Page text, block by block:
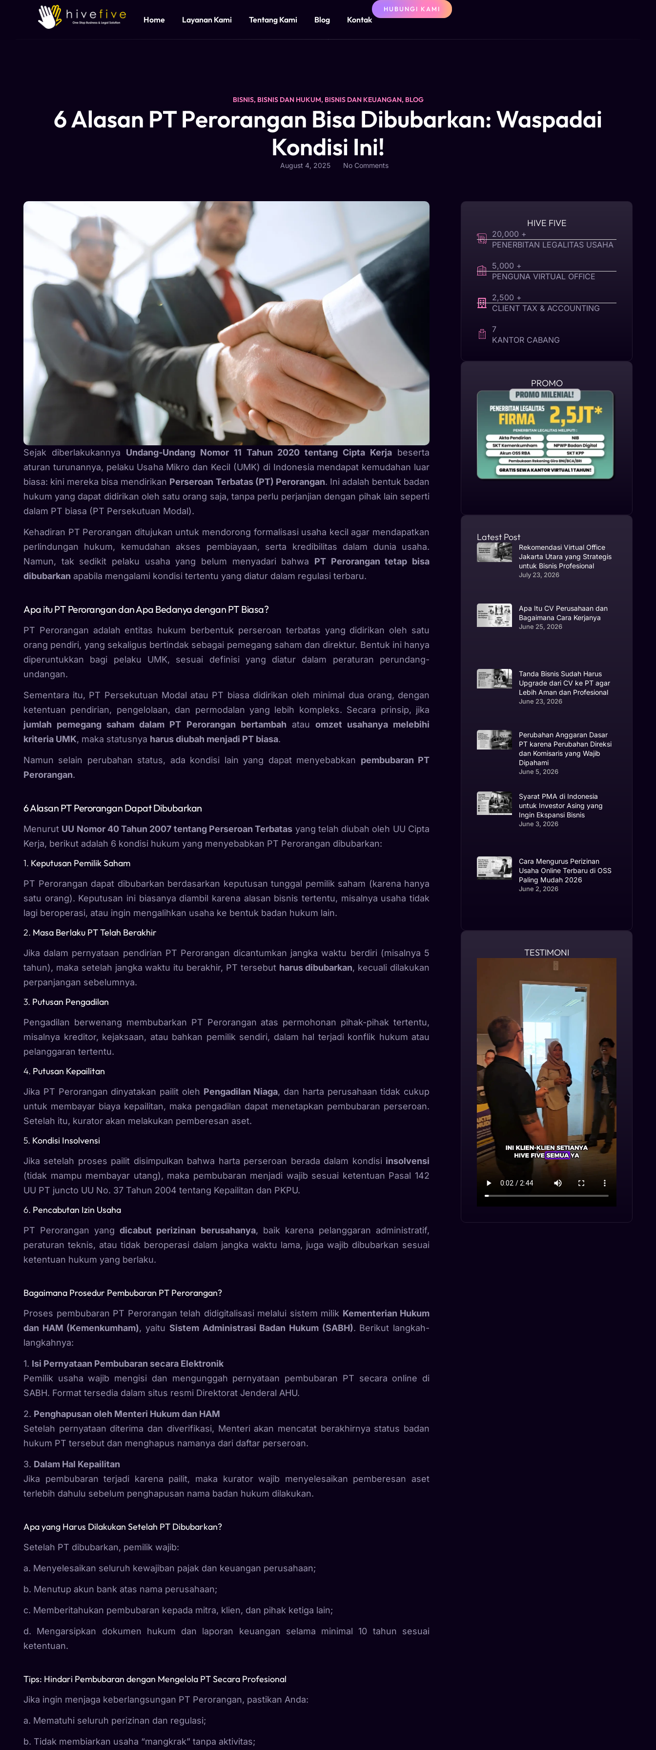
Home Layanan Kami Tentang Kami Blog Kontak
HUBUNGI KAMI
BISNIS, BISNIS DAN HUKUM, BISNIS DAN KEUANGAN, BLOG
6 Alasan PT Perorangan Bisa Dibubarkan: Waspadai
Kondisi Ini!
August 4, 2025 No Comments
Sejak diberlakukannya Undang-Undang Nomor 11 Tahun 2020 tentang Cipta Kerja beserta
aturan turunannya, pelaku Usaha Mikro dan Kecil (UMK) di Indonesia mendapat kemudahan luar
biasa: kini mereka bisa mendirikan Perseroan Terbatas (PT) Perorangan. Ini adalah bentuk badan
hukum yang dapat didirikan oleh satu orang saja, tanpa perlu perjanjian dengan pihak lain seperti
dalam PT biasa (PT Persekutuan Modal).
Kehadiran PT Perorangan ditujukan untuk mendorong formalisasi usaha kecil agar mendapatkan
perlindungan hukum, kemudahan akses pembiayaan, serta kredibilitas dalam dunia usaha.
Namun, tak sedikit pelaku usaha yang belum menyadari bahwa PT Perorangan tetap bisa
dibubarkan apabila mengalami kondisi tertentu yang diatur dalam regulasi terbaru.
Apa itu PT Perorangan dan Apa Bedanya dengan PT Biasa?
PT Perorangan adalah entitas hukum berbentuk perseroan terbatas yang didirikan oleh satu
orang pendiri, yang sekaligus bertindak sebagai pemegang saham dan direktur. Bentuk ini hanya
diperuntukkan bagi pelaku UMK, sesuai definisi yang diatur dalam peraturan perundang-
undangan.
Sementara itu, PT Persekutuan Modal atau PT biasa didirikan oleh minimal dua orang, dengan
ketentuan pendirian, pengelolaan, dan permodalan yang lebih kompleks. Secara prinsip, jika
jumlah pemegang saham dalam PT Perorangan bertambah atau omzet usahanya melebihi
kriteria UMK, maka statusnya harus diubah menjadi PT biasa.
Namun selain perubahan status, ada kondisi lain yang dapat menyebabkan pembubaran PT
Perorangan.
6 Alasan PT Perorangan Dapat Dibubarkan
Menurut UU Nomor 40 Tahun 2007 tentang Perseroan Terbatas yang telah diubah oleh UU Cipta
Kerja, berikut adalah 6 kondisi hukum yang menyebabkan PT Perorangan dibubarkan:
1. Keputusan Pemilik Saham
PT Perorangan dapat dibubarkan berdasarkan keputusan tunggal pemilik saham (karena hanya
satu orang). Keputusan ini biasanya diambil karena alasan bisnis tertentu, misalnya usaha tidak
lagi beroperasi, atau ingin mengalihkan usaha ke bentuk badan hukum lain.
2. Masa Berlaku PT Telah Berakhir
Jika dalam pernyataan pendirian PT Perorangan dicantumkan jangka waktu berdiri (misalnya 5
tahun), maka setelah jangka waktu itu berakhir, PT tersebut harus dibubarkan, kecuali dilakukan
perpanjangan sebelumnya.
3. Putusan Pengadilan
Pengadilan berwenang membubarkan PT Perorangan atas permohonan pihak-pihak tertentu,
misalnya kreditor, kejaksaan, atau bahkan pemilik sendiri, dalam hal terjadi konflik hukum atau
pelanggaran tertentu.
4. Putusan Kepailitan
Jika PT Perorangan dinyatakan pailit oleh Pengadilan Niaga, dan harta perusahaan tidak cukup
untuk membayar biaya kepailitan, maka pengadilan dapat menetapkan pembubaran perseroan.
Setelah itu, kurator akan melakukan pemberesan aset.
5. Kondisi Insolvensi
Jika setelah proses pailit disimpulkan bahwa harta perseroan berada dalam kondisi insolvensi
(tidak mampu membayar utang), maka pembubaran menjadi wajib sesuai ketentuan Pasal 142
UU PT juncto UU No. 37 Tahun 2004 tentang Kepailitan dan PKPU.
6. Pencabutan Izin Usaha
PT Perorangan yangdicabut perizinan berusahanya, baik karena pelanggaran administratif,
peraturan teknis, atau tidak beroperasi dalam jangka waktu lama, juga wajib dibubarkan sesuai
ketentuan hukum yang berlaku.
Bagaimana Prosedur Pembubaran PT Perorangan?
Proses pembubaran PT Perorangan telah didigitalisasi melalui sistem milik Kementerian Hukum
dan HAM (Kemenkumham), yaitu Sistem Administrasi Badan Hukum (SABH). Berikut langkah-
langkahnya:
1. Isi Pernyataan Pembubaran secara Elektronik
Pemilik usaha wajib mengisi dan mengunggah pernyataan pembubaran PT secara online di
SABH. Format tersedia dalam situs resmi Direktorat Jenderal AHU.
2. Penghapusan oleh Menteri Hukum dan HAM
Setelah pernyataan diterima dan diverifikasi, Menteri akan mencatat berakhirnya status badan
hukum PT tersebut dan menghapus namanya dari daftar perseroan.
3. Dalam Hal Kepailitan
Jika pembubaran terjadi karena pailit, maka kurator wajib menyelesaikan pemberesan aset
terlebih dahulu sebelum penghapusan nama badan hukum dilakukan.
Apa yang Harus Dilakukan Setelah PT Dibubarkan?
Setelah PT dibubarkan, pemilik wajib:
a. Menyelesaikan seluruh kewajiban pajak dan keuangan perusahaan;
b. Menutup akun bank atas nama perusahaan;
c. Memberitahukan pembubaran kepada mitra, klien, dan pihak ketiga lain;
d. Mengarsipkan dokumen hukum dan laporan keuangan selama minimal 10 tahun sesuai
ketentuan.
Tips: Hindari Pembubaran dengan Mengelola PT Secara Profesional
Jika ingin menjaga keberlangsungan PT Perorangan, pastikan Anda:
a. Mematuhi seluruh perizinan dan regulasi;
b. Tidak membiarkan usaha “mangkrak” tanpa aktivitas;
HIVE FIVE
20,000 +
PENERBITAN LEGALITAS USAHA
5,000 +
PENGUNA VIRTUAL OFFICE
2,500 +
CLIENT TAX & ACCOUNTING
7
KANTOR CABANG
PROMO
Latest Post
Rekomendasi Virtual Office
Jakarta Utara yang Strategis
untuk Bisnis Profesional
July 23, 2026
Apa Itu CV Perusahaan dan
Bagaimana Cara Kerjanya
June 25, 2026
Tanda Bisnis Sudah Harus
Upgrade dari CV ke PT agar
Lebih Aman dan Profesional
June 23, 2026
Perubahan Anggaran Dasar
PT karena Perubahan Direksi
dan Komisaris yang Wajib
Dipahami
June 5, 2026
Syarat PMA di Indonesia
untuk Investor Asing yang
Ingin Ekspansi Bisnis
June 3, 2026
Cara Mengurus Perizinan
Usaha Online Terbaru di OSS
Paling Mudah 2026
June 2, 2026
TESTIMONI